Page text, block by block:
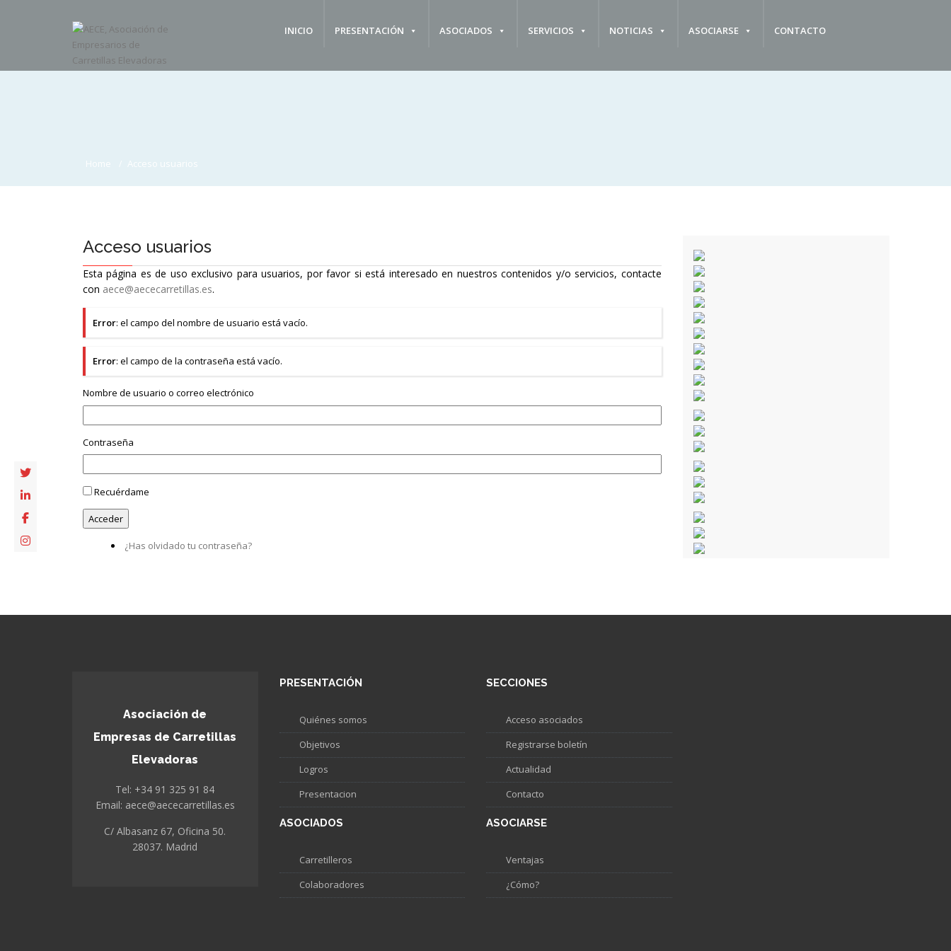
INICIO PRESENTACIÓN ASOCIADOS SERVICIOS NOTICIAS ASOCIARSE CONTACTO
Home Acceso usuarios
Acceso usuarios
Esta página es de uso exclusivo para usuarios, por favor si está interesado en nuestros contenidos y/o servicios, contacte
con aece@aececarretillas.es.
Error: el campo del nombre de usuario está vacío.
Error: el campo de la contraseña está vacío.
Nombre de usuario o correo electrónico
Contraseña
Recuérdame
¿Has olvidado tu contraseña?
Asociación de
Empresas de Carretillas
Elevadoras
Tel: +34 91 325 91 84
Email: aece@aececarretillas.es
C/ Albasanz 67, Oficina 50.
28037. Madrid
PRESENTACIÓN
Quiénes somos
Objetivos
Logros
Presentacion
ASOCIADOS
Carretilleros
Colaboradores
SECCIONES
Acceso asociados
Registrarse boletín
Actualidad
Contacto
ASOCIARSE
Ventajas
¿Cómo?